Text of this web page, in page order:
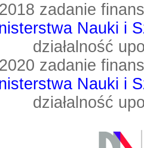
zadanie
Nauki i
działalność
zadanie
Nauki i
działalność